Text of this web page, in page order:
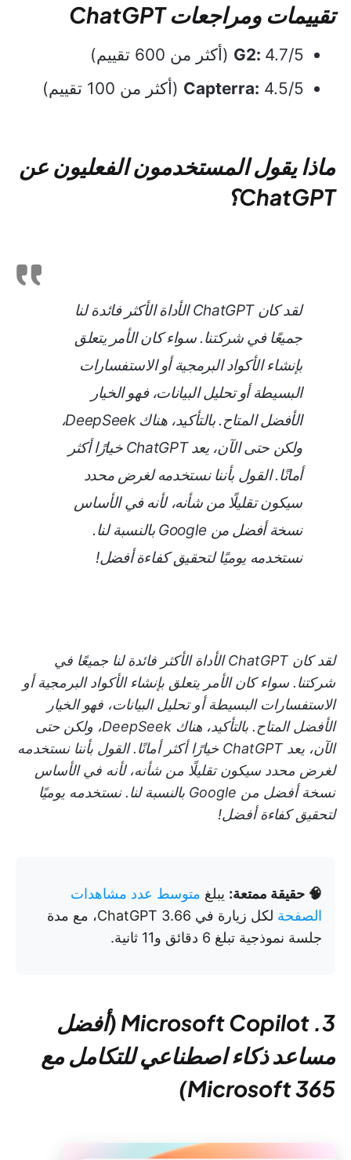
تقييمات ومراجعات ChatGPT
G2: 4.7/5 (أكثر من 600 تقييم)
Capterra: 4.5/5 (أكثر من 100 تقييم)
ماذا يقول المستخدمون الفعليون عن
ChatGPT؟
لقد كان ChatGPT الأداة الأكثر فائدة لنا
جميعًا في شركتنا. سواء كان الأمر يتعلق
بإنشاء الأكواد البرمجية أو الاستفسارات
البسيطة أو تحليل البيانات، فهو الخيار
الأفضل المتاح. بالتأكيد، هناك DeepSeek،
ولكن حتى الآن، يعد ChatGPT خيارًا أكثر
أمانًا. القول بأننا نستخدمه لغرض محدد
سيكون تقليلًا من شأنه، لأنه في الأساس
نسخة أفضل من Google بالنسبة لنا.
نستخدمه يوميًا لتحقيق كفاءة أفضل!
لقد كان ChatGPT الأداة الأكثر فائدة لنا جميعًا في
شركتنا. سواء كان الأمر يتعلق بإنشاء الأكواد البرمجية أو
الاستفسارات البسيطة أو تحليل البيانات، فهو الخيار
الأفضل المتاح. بالتأكيد، هناك DeepSeek، ولكن حتى
الآن، يعد ChatGPT خيارًا أكثر أمانًا. القول بأننا نستخدمه
لغرض محدد سيكون تقليلًا من شأنه، لأنه في الأساس
نسخة أفضل من Google بالنسبة لنا. نستخدمه يوميًا
لتحقيق كفاءة أفضل!
🧠 حقيقة ممتعة: يبلغ متوسط عدد مشاهدات
الصفحة
لكل زيارة في ChatGPT 3.66، مع مدة
جلسة نموذجية تبلغ 6 دقائق و11 ثانية.
3. Microsoft Copilot (أفضل
مساعد ذكاء اصطناعي للتكامل مع
Microsoft 365)